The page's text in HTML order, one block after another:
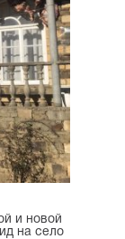
и новой
на село